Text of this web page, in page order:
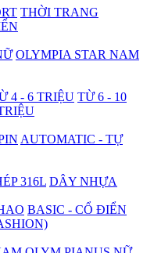
THỜI TRANG
OLYMPIA STAR NAM
4 - 6 TRIỆU TỪ 6 - 10
AUTOMATIC - TỰ
316L DÂY NHỰA
BASIC - CỔ ĐIỂN